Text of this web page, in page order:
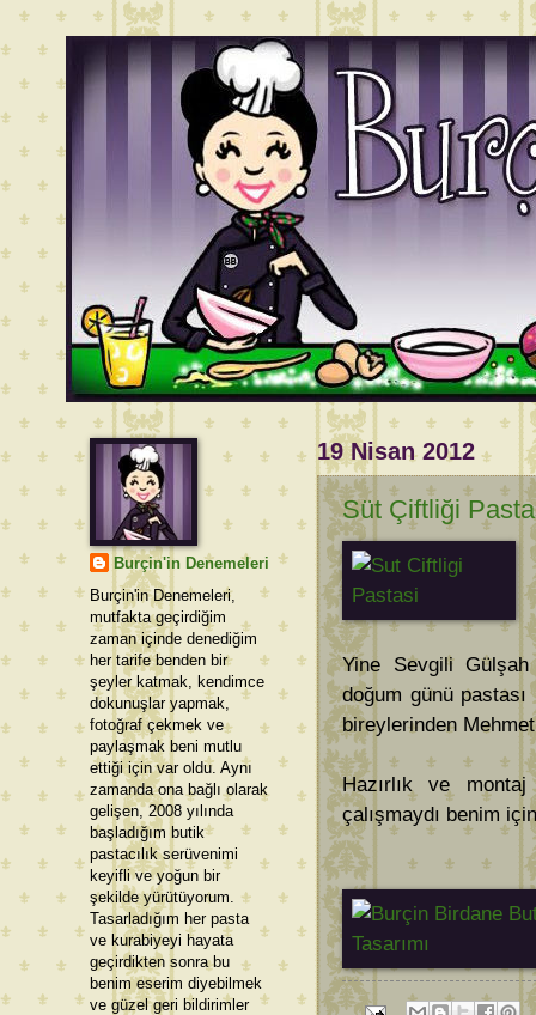
19 Nisan 2012
Süt Çiftliği
Yine Sevgili Gülşah
doğum günü
bireylerinden
Hazırlık ve
çalışmaydı benim
Burçin'in Denemeleri
Burçin'in Denemeleri,
mutfakta geçirdiğim
zaman içinde denediğim
her tarife benden bir
şeyler katmak, kendimce
dokunuşlar yapmak,
fotoğraf çekmek ve
paylaşmak beni mutlu
ettiği için var oldu. Aynı
zamanda ona bağlı olarak
gelişen, 2008 yılında
başladığım butik
pastacılık serüvenimi
keyifli ve yoğun bir
şekilde yürütüyorum.
Tasarladığım her pasta
ve kurabiyeyi hayata
geçirdikten sonra bu
benim eserim diyebilmek
ve güzel geri bildirimler